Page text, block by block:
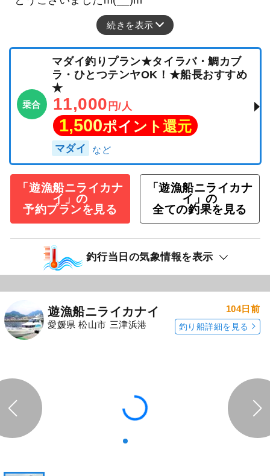
続きを表示
乗合
マダイ釣りプラン★タイラバ・鯛カブ
ラ・ひとつテンヤOK！★船長おすすめ
★
11,000 円/人
1,500ポイント還元
マダイ
「遊漁船ニライカナ
イ」の
予約プランを見る
「遊漁船ニライカナ
イ」の
全ての釣果を見る
釣行当日の気象情報を表示
遊漁船ニライカナイ
愛媛県 松山市 三津浜港
104日前
釣り船詳細を見る